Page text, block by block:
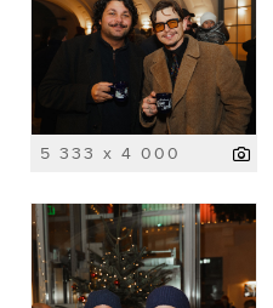
5 333 x 4 000